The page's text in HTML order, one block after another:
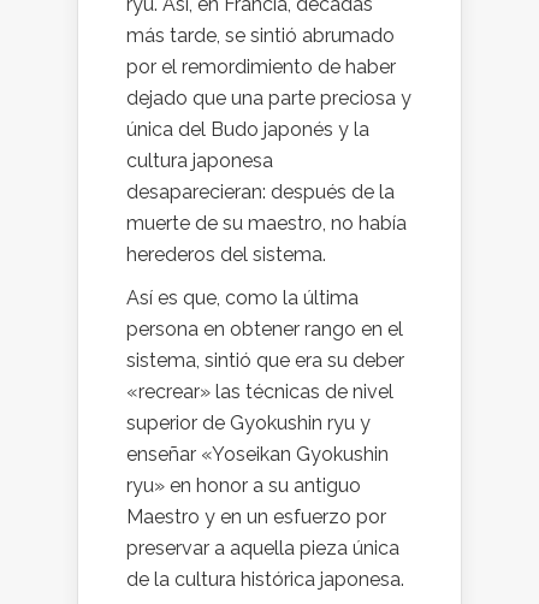
más tarde, se sintió abrumado
por el remordimiento de haber
dejado que una parte preciosa y
única del Budo japonés y la
cultura japonesa
desaparecieran: después de la
muerte de su maestro, no había
herederos del sistema.
Así es que, como la última
persona en obtener rango en el
sistema, sintió que era su deber
«recrear» las técnicas de nivel
superior de Gyokushin ryu y
enseñar «Yoseikan Gyokushin
ryu» en honor a su antiguo
Maestro y en un esfuerzo por
preservar a aquella pieza única
de la cultura histórica japonesa.